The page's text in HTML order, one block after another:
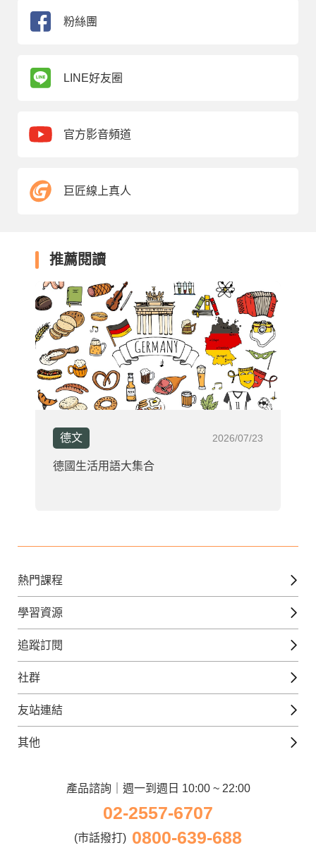
粉絲團
LINE好友圈
官方影音頻道
巨匠線上真人
推薦閱讀
德文 2026/07/23
德國生活用語大集合
熱門課程
英文課程
日語課程
韓語課程
法文課程
兒童日語課程
學習資源
免費線上檢定
外語補給站
美日語數位學院
追蹤訂閱
Gjun-就醬學外語
官方Youtube
社群
英語觀光城
日語觀光城
友站連結
iWorld JR
電腦直播教學
其他
產品諮詢｜週一到週日 10:00 ~ 22:00
02-2557-6707
(市話撥打) 0800-639-688